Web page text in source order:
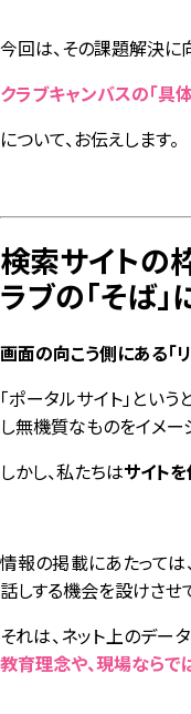
今回は、その課題解決に
クラブキャンバスの「具
について、お伝えします。
検索サイトの
ラブの「そば」
画面の向こう側にある「
「ポータルサイト」とい
し無機質なものをイメー
しかし、私たちはサイトを
情報の掲載にあたっては
話しする機会を設けさせ
それは、ネット上のデー
教育理念や、現場なら